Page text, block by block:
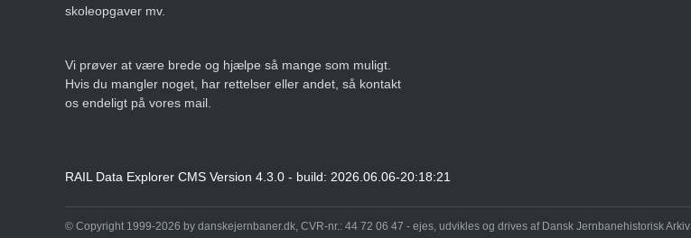
skoleopgaver mv.
Vi prøver at være brede og hjælpe så mange som muligt.
Hvis du mangler noget, har rettelser eller andet, så kontakt
os endeligt på vores mail.
RAIL Data Explorer CMS Version 4.3.0 - build: 2026.06.06-20:18:21
© Copyright 1999-2026 by danskejernbaner.dk, CVR-nr.: 44 72 06 47 - ejes, udvikles og drives af Dansk Jernbanehistorisk Arkiv